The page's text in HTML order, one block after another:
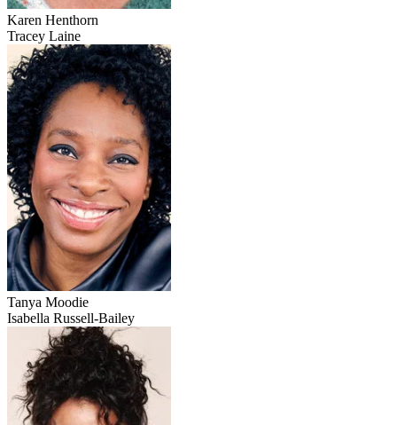
Karen Henthorn
Tracey Laine
Tanya Moodie
Isabella Russell-Bailey